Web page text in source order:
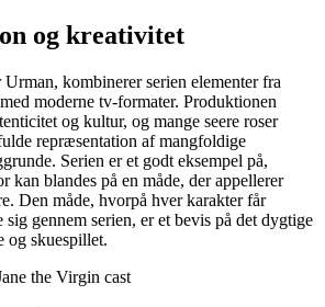
og kreativitet
kombinerer serien elementer fra
moderne tv-formater. Produktionen
og kultur, og mange seere roser
repræsentation af mangfoldige
Serien er et godt eksempel på,
kan blandes på en måde, der appellerer
Den måde, hvorpå hver karakter får
gennem serien, er et bevis på det dygtige
og skuespillet.